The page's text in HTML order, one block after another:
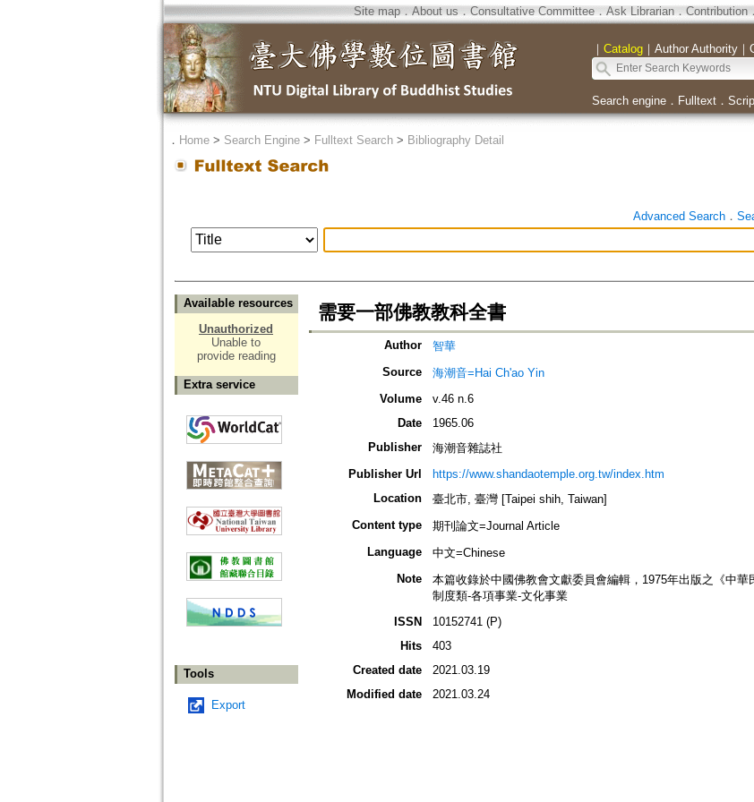
Site map．About us ． Consultative Committee． Ask Librarian． Contribution
｜ Catalog｜ Author Authority｜
Search engine． Fulltext．
． Home> Search Engine> Fulltext Search> Bibliography Detail
Advanced Search．
Available resources
Unauthorized
Unable to
provide reading
Extra service
Tools
Export
需要一部佛教教科全書
Author
智華
Source
海潮音=Hai Ch'ao Yin
Volume
v.46 n.6
Date
1965.06
Publisher
海潮音雜誌社
Publisher Url
https://www.shandaotemple.org.tw/index.htm
Location
臺北市, 臺灣 [Taipei shih, Taiwan]
Content type
期刊論文=Journal Article
Language
中文=Chinese
Note
本篇收錄於中國佛教會文獻委員會編輯，1975年出版之《中華
制度類-各項事業-文化事業
ISSN
10152741 (P)
Hits
403
Created date
2021.03.19
Modified date
2021.03.24